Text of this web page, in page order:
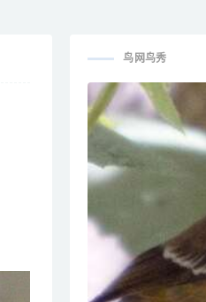
鸟网鸟秀